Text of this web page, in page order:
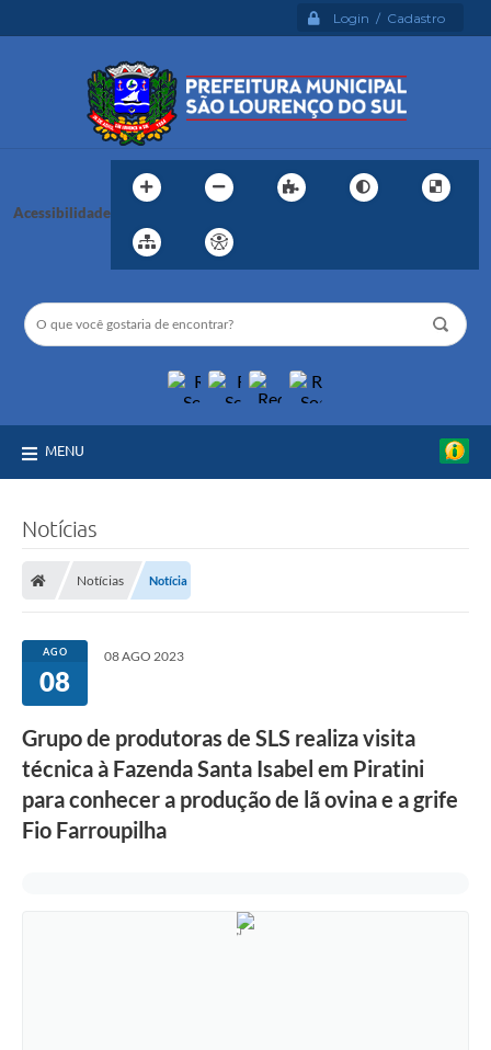
Login / Cadastro
Acessibilidade
MENU
Notícias
Notícias Notícia
AGO
08
08 AGO 2023
Grupo de produtoras de SLS realiza visita
técnica à Fazenda Santa Isabel em Piratini
para conhecer a produção de lã ovina e a grife
Fio Farroupilha